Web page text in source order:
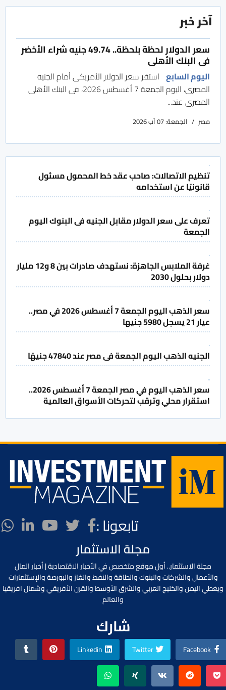
آخر خبر
سعر الدولار لحظة بلحظة.. 49.74 جنيه شراء الأخضر
فى البنك الأهلى
اليوم السابع استقر سعر الدولار الأمريكى أمام الجنيه
المصرى، اليوم الجمعة 7 أغسطس 2026، فى البنك الأهلى
المصرى عند...
مصر الجمعة: 07 آب 2026
تنظيم الاتصالات: صاحب عقد خط المحمول مسئول
قانونيًا عن استخدامه
تعرف على سعر الدولار مقابل الجنيه فى البنوك اليوم
الجمعة
غرفة الملابس الجاهزة: نستهدف صادرات بين 8 و12 مليار
دولار بحلول 2030
سعر الذهب اليوم الجمعة 7 أغسطس 2026 في مصر..
عيار 21 يسجل 5980 جنيها
الجنيه الذهب اليوم الجمعة فى مصر عند 47840 جنيهًا
سعر الذهب اليوم في مصر الجمعة 7 أغسطس 2026..
استقرار محلي وترقب لتحركات الأسواق العالمية
تابعونا :
مجلة الاستثمار
مجلة الاستثمار.. أول موقع متخصص في الأخبار الاقتصادية | أخبار المال
والأعمال والشركات والبنوك والطاقة والنفط والغاز والبورصة والإستثمارات
ويغطي اليمن والخليج العربي والشرق الأوسط والقرن الأفريقي وشمال افريقيا
والعالم
شارك
Facebook
Twitter
Linkedin